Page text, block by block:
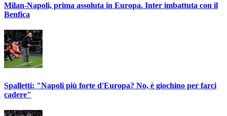
Milan-Napoli, prima assoluta in Europa. Inter imbattuta con il
Benfica
Spalletti: "Napoli più forte d'Europa? No, è giochino per farci
cadere"